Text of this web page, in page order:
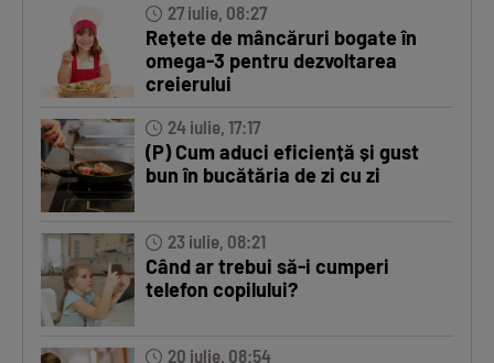
27 iulie, 08:27
Rețete de mâncăruri bogate în
omega-3 pentru dezvoltarea
creierului
24 iulie, 17:17
(P) Cum aduci eficiență și gust
bun în bucătăria de zi cu zi
23 iulie, 08:21
Când ar trebui să-i cumperi
telefon copilului?
20 iulie, 08:54